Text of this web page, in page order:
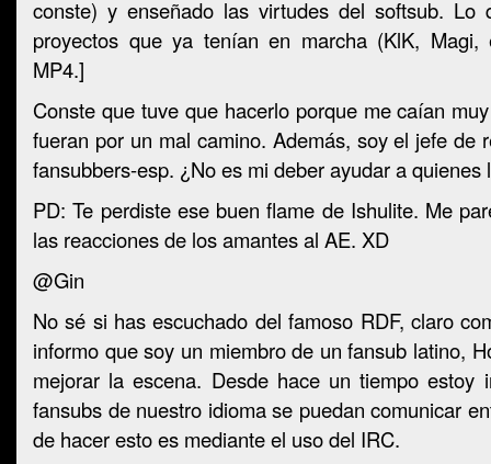
conste) y enseñado las virtudes del softsub. Lo
proyectos que ya tenían en marcha (KlK, Magi,
MP4.]
Conste que tuve que hacerlo porque me caían
fueran por un mal camino. Además, soy el jefe de
fansubbers-esp. ¿No es mi deber ayudar a quienes
PD: Te perdiste ese buen flame de Ishulite. Me
las reacciones de los amantes al AE. XD
@Gin
No sé si has escuchado del famoso RDF, claro
informo que soy un miembro de un fansub latino,
mejorar la escena. Desde hace un tiempo estoy
fansubs de nuestro idioma se puedan comunicar
de hacer esto es mediante el uso del IRC.